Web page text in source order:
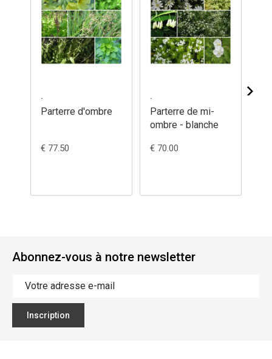
.
Parterre d'ombre
€ 77.50
.
Parterre de mi-
ombre - blanche
€ 70.00
Abonnez-vous à notre newsletter
Inscription